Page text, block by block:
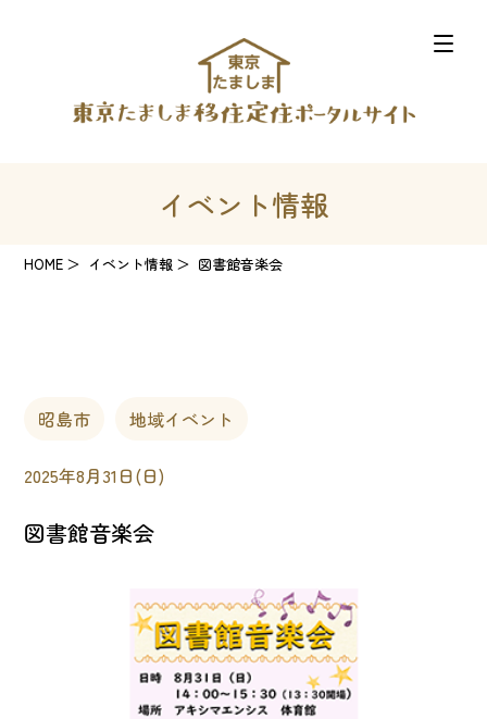
イベント情報
HOME イベント情報 図書館音楽会
昭島市 地域イベント
2025年8月31日(日)
図書館音楽会